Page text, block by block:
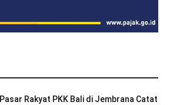
Pasar Rakyat PKK Bali di Jembrana Catat